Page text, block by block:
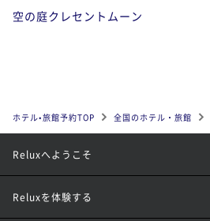
空の庭クレセントムーン
ホテル•旅館予約TOP 全国のホテル・旅館
Reluxへようこそ
Reluxを体験する